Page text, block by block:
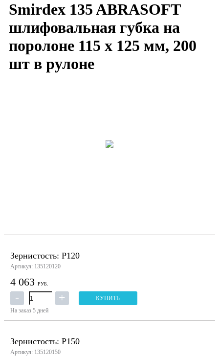
Smirdex 135 ABRASOFT
шлифовальная губка на
поролоне 115 х 125 мм, 200
шт в рулоне
Зернистость: P120
Артикул: 135120120
4 063 РУБ.
КУПИТЬ
На заказ 5 дней
Зернистость: P150
Артикул: 135120150